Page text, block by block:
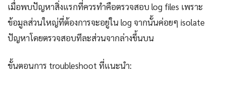
เมื่อพบปัญหาสิ่งแรกที่ควรทำคือตรวจสอบ log files เพราะ
ข้อมูลส่วนใหญ่ที่ต้องการจะอยู่ใน log จากนั้นค่อยๆ isolate
ปัญหาโดยตรวจสอบทีละส่วนจากล่างขึ้นบน
ขั้นตอนการ troubleshoot ที่แนะนำ: